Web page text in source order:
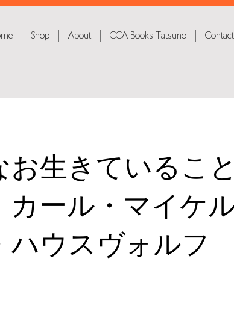
Shop About CCA Books Tatsuno Contact
お生きているこ
ール・マイケ
ハウスヴォルフ